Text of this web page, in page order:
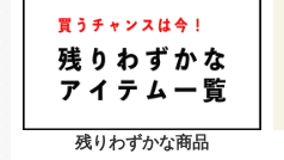
残りわずかな商品